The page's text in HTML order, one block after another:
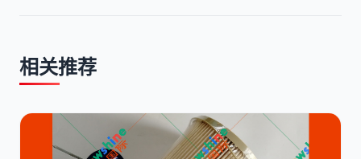
相关推荐